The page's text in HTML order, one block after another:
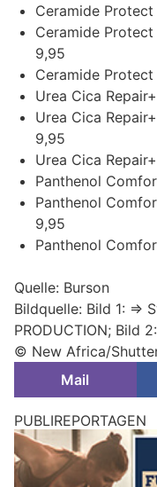
Ceramide
Ceramide
9,95
Ceramide Protect
Urea Cica
Urea Cica
9,95
Urea Cica
Panthenol
Panthenol
9,95
Panthenol
Quelle: Burson
Bildquelle: Bild 1: =>
PRODUCTION; Bild
© New Africa/
Mail
PUBLIREPORTAGEN